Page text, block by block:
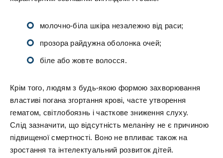
молочно-біла шкіра незалежно від раси;
прозора райдужна оболонка очей;
біле або жовте волосся.
Крім того, людям з будь-якою формою захворювання
властиві погана згортання крові, часте утворення
гематом, світлобоязнь і часткове зниження слуху.
Слід зазначити, що відсутність меланіну не є причиною
підвищеної смертності. Воно не впливає також на
зростання та інтелектуальний розвиток дітей.